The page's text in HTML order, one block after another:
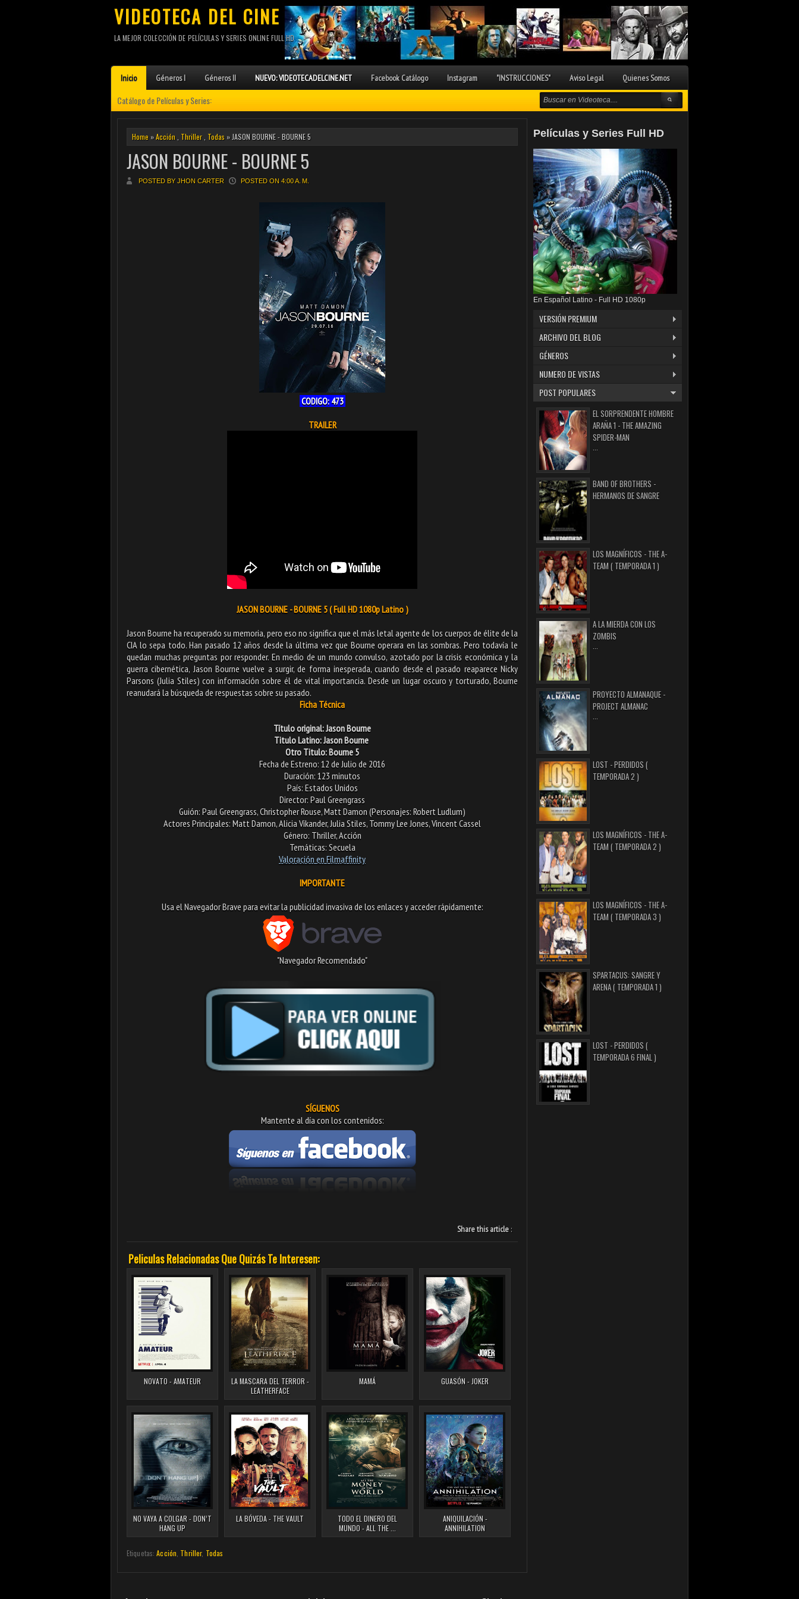
VIDEOTECA DEL CINE
LA MEJOR COLECCIÓN DE PELÍCULAS Y SERIES ONLINE FULL HD
Inicio Géneros I Géneros II NUEVO: VIDEOTECADELCINE.NET Facebook Catálogo Instagram "INSTRUCCIONES" Aviso Legal Quienes Somos
Catálogo de Películas y Series:
Home »Acción Thriller Todas » JASON BOURNE - BOURNE 5
JASON BOURNE - BOURNE 5
POSTED BY JHON CARTER POSTED ON 4:00 A. M.
CODIGO: 473
TRAILER
JASON BOURNE - BOURNE 5 ( Full HD 1080p Latino )
Jason Bourne ha recuperado su memoria, pero eso no significa que el más letal agente de los cuerpos de élite de la
CIA lo sepa todo. Han pasado 12 años desde la última vez que Bourne operara en las sombras. Pero todavía le
quedan muchas preguntas por responder. En medio de un mundo convulso, azotado por la crisis económica y la
guerra cibernética, Jason Bourne vuelve a surgir, de forma inesperada, cuando desde el pasado reaparece Nicky
Parsons (Julia Stiles) con información sobre él de vital importancia. Desde un lugar oscuro y torturado, Bourne
reanudará la búsqueda de respuestas sobre su pasado.
Ficha Técnica
Título original: Jason Bourne
Titulo Latino: Jason Bourne
Otro Titulo: Bourne 5
Fecha de Estreno: 12 de Julio de 2016
Duración: 123 minutos
País: Estados Unidos
Director: Paul Greengrass
Guión: Paul Greengrass, Christopher Rouse, Matt Damon (Personajes: Robert Ludlum)
Actores Principales: Matt Damon, Alicia Vikander, Julia Stiles, Tommy Lee Jones, Vincent Cassel
Género: Thriller, Acción
Temáticas: Secuela
Valoración en Filmaffinity
IMPORTANTE
Usa el Navegador Brave para evitar la publicidad invasiva de los enlaces y acceder rápidamente:​
"Navegador Recomendado"
SÍGUENOS
Mantente al día con los contenidos:
Share this article :
Peliculas Relacionadas Que Quizás Te Interesen:
NOVATO - AMATEUR
LA MASCARA DEL TERROR -
LEATHERFACE
MAMÁ GUASÓN - JOKER
NO VAYA A COLGAR - DON’T
HANG UP
LA BÓVEDA - THE VAULT
TODO EL DINERO DEL
MUNDO - ALL THE ...
ANIQUILACIÓN -
ANNIHILATION
Etiquetas:Acción Thriller, Todas
Películas y Series Full HD
En Español Latino - Full HD 1080p
VERSIÓN PREMIUM
ARCHIVO DEL BLOG
GÉNEROS
NUMERO DE VISTAS
POST POPULARES
EL SORPRENDENTE HOMBRE
ARAÑA 1 - THE AMAZING
SPIDER-MAN
BAND OF BROTHERS -
HERMANOS DE SANGRE
LOS MAGNÍFICOS - THE A-
TEAM ( TEMPORADA 1 )
A LA MIERDA CON LOS
ZOMBIS
PROYECTO ALMANAQUE -
PROJECT ALMANAC
LOST - PERDIDOS (
TEMPORADA 2 )
LOS MAGNÍFICOS - THE A-
TEAM ( TEMPORADA 2 )
LOS MAGNÍFICOS - THE A-
TEAM ( TEMPORADA 3 )
SPARTACUS: SANGRE Y
ARENA ( TEMPORADA 1 )
LOST - PERDIDOS (
TEMPORADA 6 FINAL )